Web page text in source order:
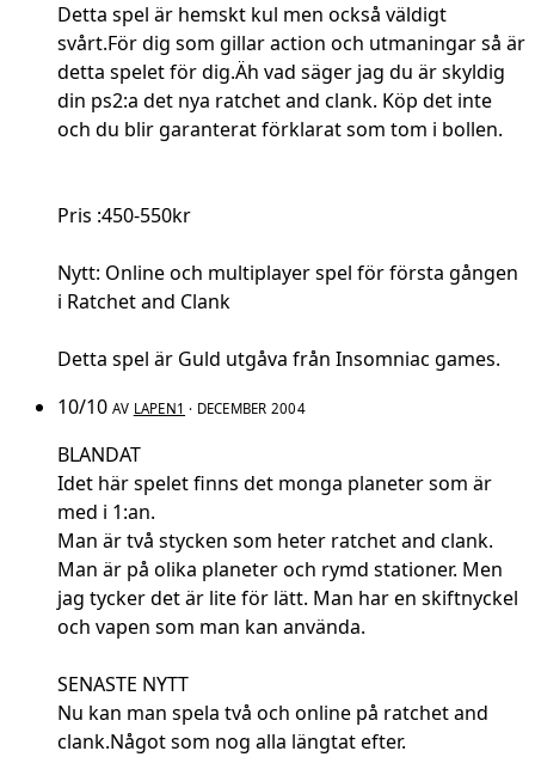
Detta spel är hemskt kul men också väldigt
svårt.För dig som gillar action och utmaningar så är
detta spelet för dig.Äh vad säger jag du är skyldig
din ps2:a det nya ratchet and clank. Köp det inte
och du blir garanterat förklarat som tom i bollen.
Pris :450-550kr
Nytt: Online och multiplayer spel för första gången
i Ratchet and Clank
Detta spel är Guld utgåva från Insomniac games.
10/10 AV LAPEN1 · DECEMBER 2004
BLANDAT
Idet här spelet finns det monga planeter som är
med i 1:an.
Man är två stycken som heter ratchet and clank.
Man är på olika planeter och rymd stationer. Men
jag tycker det är lite för lätt. Man har en skiftnyckel
och vapen som man kan använda.
SENASTE NYTT
Nu kan man spela två och online på ratchet and
clank.Något som nog alla längtat efter.